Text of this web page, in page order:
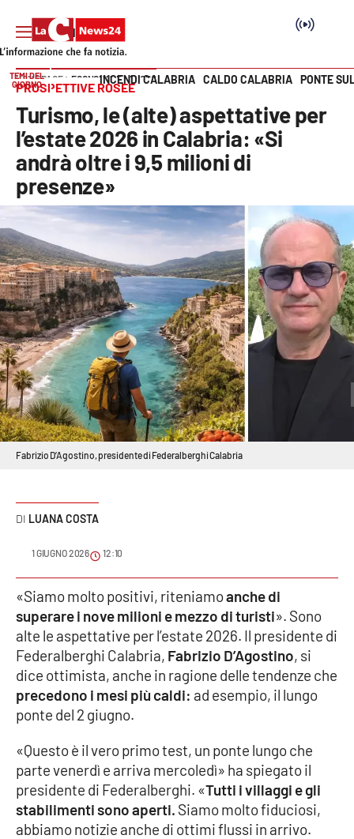
SEZIONI
Cronaca
Politica
Attualità
Economia e lavoro
Italia Mondo
Sanità
Sport
Cultura
Meteo
VIDEO
Ambiente
Cronaca
Cultura
Economia e Lavoro
Politica
Vai
TEMI DEL
GIORNO
INCENDI CALABRIA CALDO CALABRIA PONTE
HOME PAGE ECONOMIA E LAVORO
PROSPETTIVE ROSEE
Turismo, le (alte) aspettative per
l’estate 2026 in Calabria: «Si
andrà oltre i 9,5 milioni di
presenze»
Fabrizio D’Agostino, presidente di Federalberghi Calabria
LUANA COSTA
1 GIUGNO 2026 12:10
«Siamo molto positivi, riteniamoanche di
superare i nove milioni e mezzo di turisti». Sono
alte le aspettative per l’estate 2026. Il presidente di
Federalberghi Calabria, Fabrizio D’Agostino, si
dice ottimista, anche in ragione delle tendenze che
precedono i mesi più caldi: ad esempio, il lungo
ponte del 2 giugno.
«Questo è il vero primo test, un ponte lungo che
parte venerdì e arriva mercoledì» ha spiegato il
presidente di Federalberghi. «Tutti i villaggi e gli
stabilimenti sono aperti. Siamo molto fiduciosi,
abbiamo notizie anche di ottimi flussi in arrivo.